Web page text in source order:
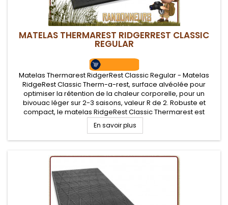
MATELAS THERMAREST RIDGERREST CLASSIC
REGULAR
Matelas Thermarest RidgerRest Classic Regular - Matelas
RidgeRest Classic Therm-a-rest, surface alvéolée pour
optimiser la rétention de la chaleur corporelle, pour un
bivouac léger sur 2-3 saisons, valeur R de 2. Robuste et
compact, le matelas RidgeRest Classic Thermarest est
adapté au bushcraft et pratique pour randonner léger
En savoir plus